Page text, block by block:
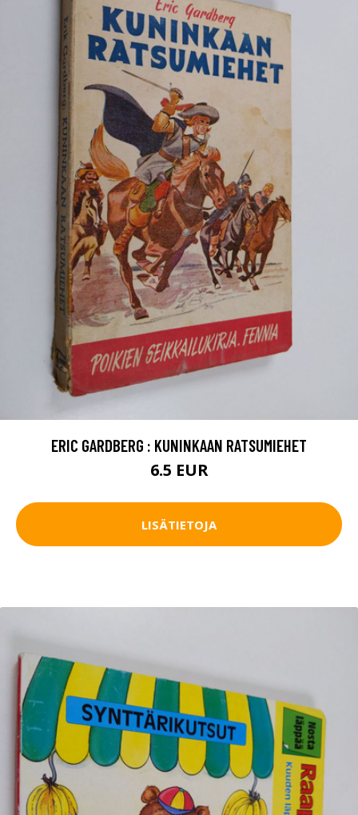
ERIC GARDBERG : KUNINKAAN RATSUMIEHET
6.5 EUR
LISÄTIETOJA